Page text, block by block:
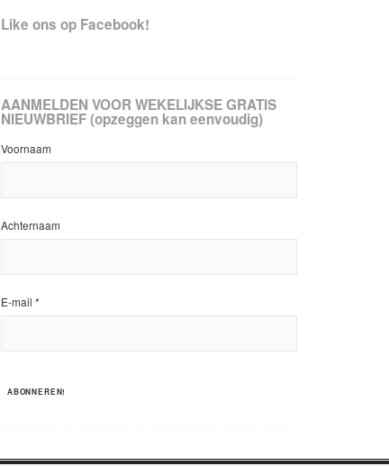
Like ons op Facebook!
AANMELDEN VOOR WEKELIJKSE GRATIS
NIEUWBRIEF (opzeggen kan eenvoudig)
Voornaam
Achternaam
E-mail *